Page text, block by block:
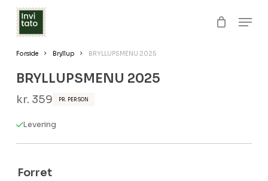
Skip
Close
Forside Bryllup BRYLLUPSMENU 2025
BRYLLUPSMENU 2025
kr. 359 PR. PERSON
Levering
Forret